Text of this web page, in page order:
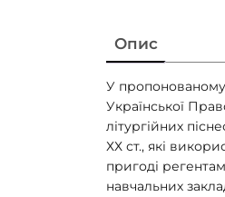
Опис
У пропонованому
Української
літургійних
ХХ ст., які
пригоді
навчальних